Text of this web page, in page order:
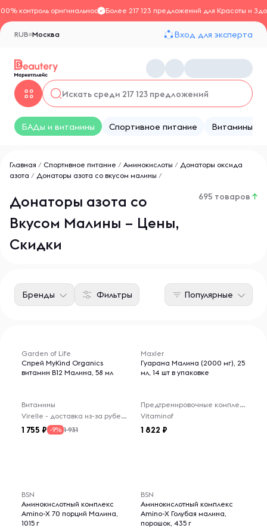
контроль оригинальностиБолее 217 123 предложений для Красоты и
Москва
RUB Вход для эксперта
БАДы и витамины Спортивное питание Витамины
Главная / Спортивное питание / Аминокислоты / Донаторы оксида
азота / Донаторы азота со вкусом малины /
Донаторы азота со
Вкусом Малины – Цены,
Скидки
695 товаров ↑
Фильтры
Бренды Популярные
Garden of Life
Спрей MyKind Organics
витамин B12 Малина, 58 мл
Витамины
Virelle - доставка из-за рубежа
1 755 -9% 1 931
Maxler
Гуарана Малина (2000 мг), 25
мл, 14 шт в упаковке
Предтренировочные комплексы
Vitaminof
1 822
BSN
Аминокислотный комплекс
Amino-X 70 порций Малина,
1015 г
BSN
Аминокислотный комплекс
Amino-X Голубая малина,
порошок, 435 г